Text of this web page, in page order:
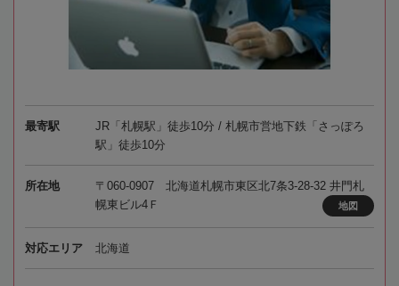
最寄駅
JR「札幌駅」徒歩10分 / 札幌市営地下鉄「さっぽろ
駅」徒歩10分
所在地
〒060-0907 北海道札幌市東区北7条3-28-32 井門札
幌東ビル4Ｆ
地図
対応エリア 北海道